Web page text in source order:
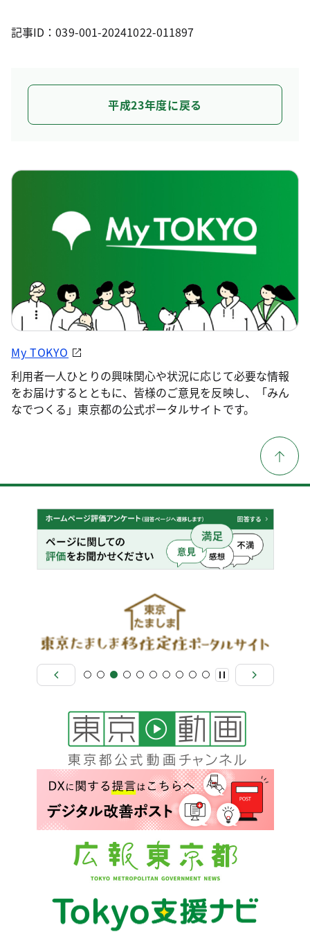
記事ID：039-001-20241022-011897
平成23年度に戻る
My TOKYO
利用者一人ひとりの興味関心や状況に応じて必要な情報
をお届けするとともに、皆様のご意見を反映し、「みん
なでつくる」東京都の公式ポータルサイトです。